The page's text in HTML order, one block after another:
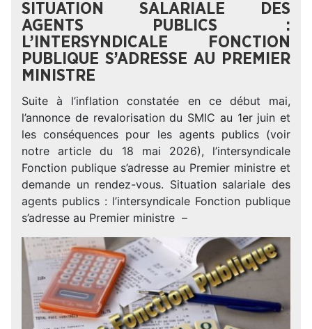
SITUATION SALARIALE DES
AGENTS PUBLICS :
L’INTERSYNDICALE FONCTION
PUBLIQUE S’ADRESSE AU PREMIER
MINISTRE
Suite à l’inflation constatée en ce début mai,
l’annonce de revalorisation du SMIC au 1er juin et
les conséquences pour les agents publics (voir
notre article du 18 mai 2026), l’intersyndicale
Fonction publique s’adresse au Premier ministre et
demande un rendez-vous. Situation salariale des
agents publics : l’intersyndicale Fonction publique
s’adresse au Premier ministre –